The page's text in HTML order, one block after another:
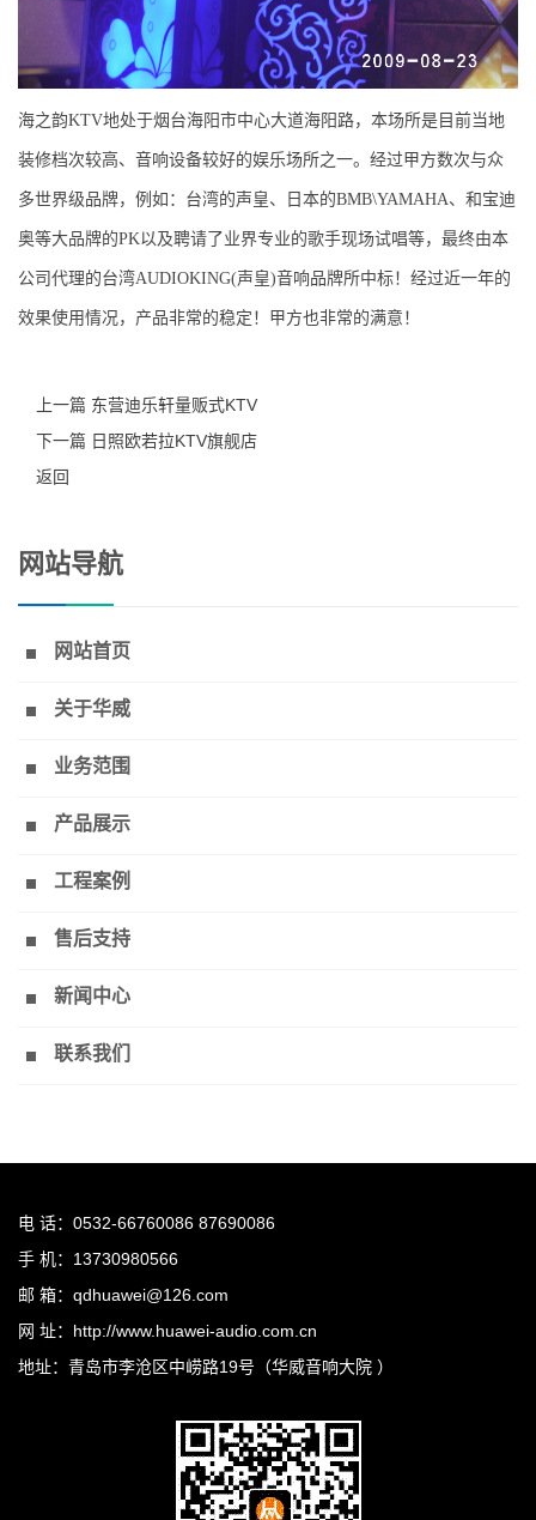
海之韵KTV地处于烟台海阳市中心大道海阳路，本场所是目前当地
装修档次较高、音响设备较好的娱乐场所之一。经过甲方数次与众
多世界级品牌，例如：台湾的声皇、日本的BMB\YAMAHA、和宝迪
奥等大品牌的PK以及聘请了业界专业的歌手现场试唱等，最终由本
公司代理的台湾AUDIOKING(声皇)音响品牌所中标！经过近一年的
效果使用情况，产品非常的稳定！甲方也非常的满意！
上一篇 东营迪乐轩量贩式KTV
下一篇 日照欧若拉KTV旗舰店
返回
网站导航
网站首页
关于华威
业务范围
产品展示
工程案例
售后支持
新闻中心
联系我们
电 话：0532-66760086 87690086
手 机：13730980566
邮 箱：qdhuawei@126.com
网 址：http://www.huawei-audio.com.cn
地址：青岛市李沧区中崂路19号（华威音响大院 ）